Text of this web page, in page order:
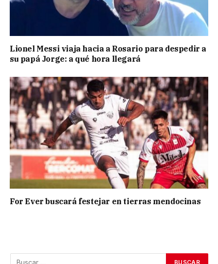
Lionel Messi viaja hacia a Rosario para despedir a
su papá Jorge: a qué hora llegará
For Ever buscará festejar en tierras mendocinas